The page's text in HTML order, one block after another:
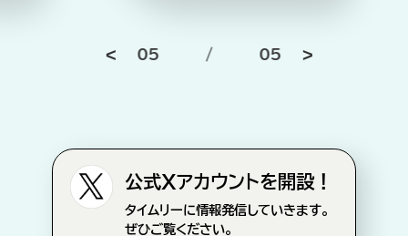
05 / 05
公式Xアカウントを開設！
タイムリーに情報発信していきます。
ぜひご覧ください。